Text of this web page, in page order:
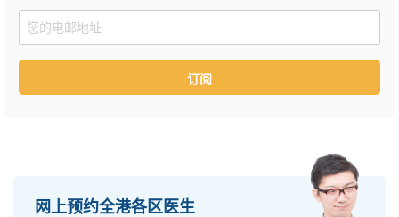
Email
订阅
网上预约全港各区医生